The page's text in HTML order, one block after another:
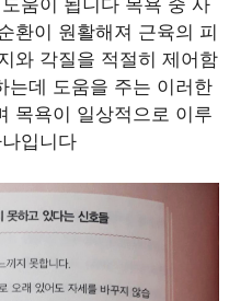
환이 원활해져 근육의 피
와 각질을 적절히 제어함
는데 도움을 주는 이러한
목욕이 일상적으로 이루
입니다